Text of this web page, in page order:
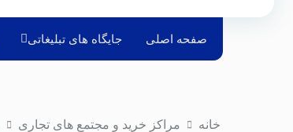
صفحه اصلی جایگاه های تبلیغاتی
خانه مراکز خرید و مجتمع های تجاری